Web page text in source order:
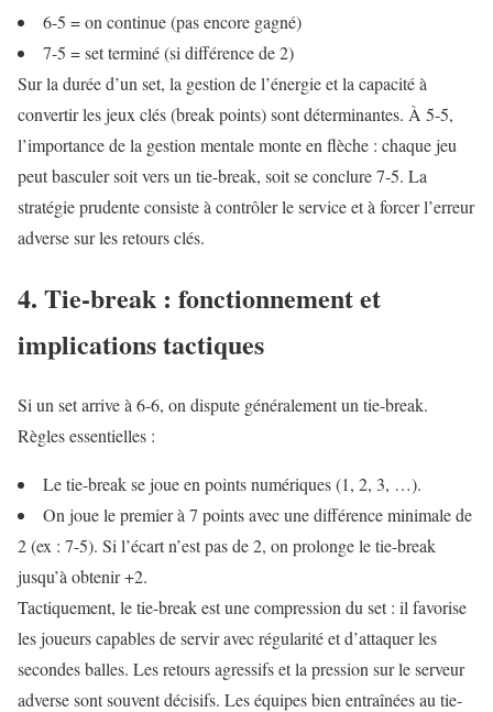
6-5 = on continue (pas encore gagné)
7-5 = set terminé (si différence de 2)
Sur la durée d’un set, la gestion de l’énergie et la capacité à
convertir les jeux clés (break points) sont déterminantes. À 5-5,
l’importance de la gestion mentale monte en flèche : chaque jeu
peut basculer soit vers un tie-break, soit se conclure 7-5. La
stratégie prudente consiste à contrôler le service et à forcer l’erreur
adverse sur les retours clés.
4. Tie-break : fonctionnement et
implications tactiques
Si un set arrive à 6-6, on dispute généralement un tie-break.
Règles essentielles :
Le tie-break se joue en points numériques (1, 2, 3, …).
On joue le premier à 7 points avec une différence minimale de
2 (ex : 7-5). Si l’écart n’est pas de 2, on prolonge le tie-break
jusqu’à obtenir +2.
Tactiquement, le tie-break est une compression du set : il favorise
les joueurs capables de servir avec régularité et d’attaquer les
secondes balles. Les retours agressifs et la pression sur le serveur
adverse sont souvent décisifs. Les équipes bien entraînées au tie-